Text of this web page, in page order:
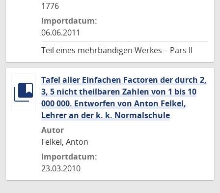
1776
Importdatum:
06.06.2011
Teil eines mehrbändigen Werkes – Pars II
Tafel aller Einfachen Factoren der durch 2,
3, 5 nicht theilbaren Zahlen von 1 bis 10
000 000. Entworfen von Anton Felkel,
Lehrer an der k. k. Normalschule
Autor
Felkel, Anton
Importdatum:
23.03.2010